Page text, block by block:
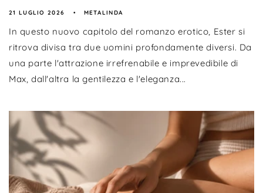
21 LUGLIO 2026 METALINDA
In questo nuovo capitolo del romanzo erotico, Ester si
ritrova divisa tra due uomini profondamente diversi. Da
una parte l'attrazione irrefrenabile e imprevedibile di
Max, dall'altra la gentilezza e l'eleganza...